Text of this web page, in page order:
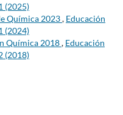
(2025)
Química 2023, Educación
(2024)
Química 2018, Educación
(2018)